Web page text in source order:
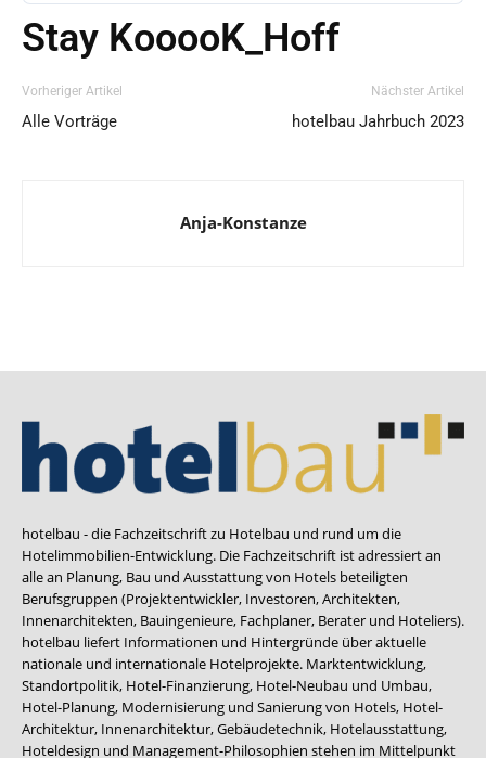
Stay KooooK_Hoff
Vorheriger Artikel
Alle Vorträge
Nächster Artikel
hotelbau Jahrbuch 2023
Anja-Konstanze
hotelbau - die Fachzeitschrift zu Hotelbau und rund um die
Hotelimmobilien-Entwicklung. Die Fachzeitschrift ist adressiert an
alle an Planung, Bau und Ausstattung von Hotels beteiligten
Berufsgruppen (Projektentwickler, Investoren, Architekten,
Innenarchitekten, Bauingenieure, Fachplaner, Berater und Hoteliers).
hotelbau liefert Informationen und Hintergründe über aktuelle
nationale und internationale Hotelprojekte. Marktentwicklung,
Standortpolitik, Hotel-Finanzierung, Hotel-Neubau und Umbau,
Hotel-Planung, Modernisierung und Sanierung von Hotels, Hotel-
Architektur, Innenarchitektur, Gebäudetechnik, Hotelausstattung,
Hoteldesign und Management-Philosophien stehen im Mittelpunkt